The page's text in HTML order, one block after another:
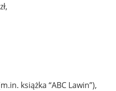
książka “ABC Lawin”),